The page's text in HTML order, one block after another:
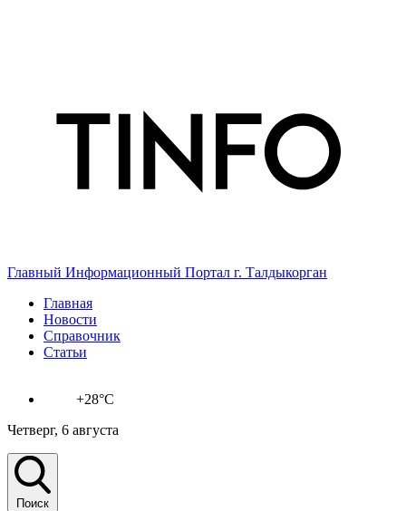
Главный Информационный Портал г. Талдыкорган
Главная
Новости
Справочник
Статьи
+28°C
Четверг, 6 августа
Поиск